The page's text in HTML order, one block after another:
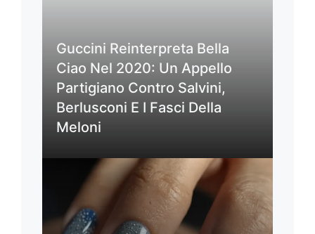
Guccini Reinterpreta Bella
Ciao Nel 2020: Un Appello
Partigiano Contro Salvini,
Berlusconi E I Fasci Della
Meloni